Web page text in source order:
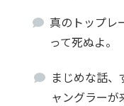
真のトップレ
って死ぬよ。
まじめな話、
ャングラーが